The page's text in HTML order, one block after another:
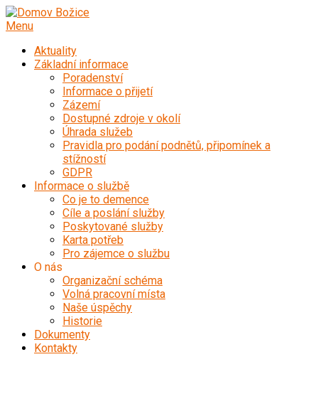
Přeskočit
na
Menu
Aktuality
Základní informace
Poradenství
Informace o přijetí
Zázemí
Dostupné zdroje v okolí
Úhrada služeb
Pravidla pro podání podnětů, připomínek a
stížností
GDPR
Informace o službě
Co je to demence
Cíle a poslání služby
Poskytované služby
Karta potřeb
Pro zájemce o službu
O nás
Organizační schéma
Volná pracovní místa
Naše úspěchy
Historie
Dokumenty
Kontakty